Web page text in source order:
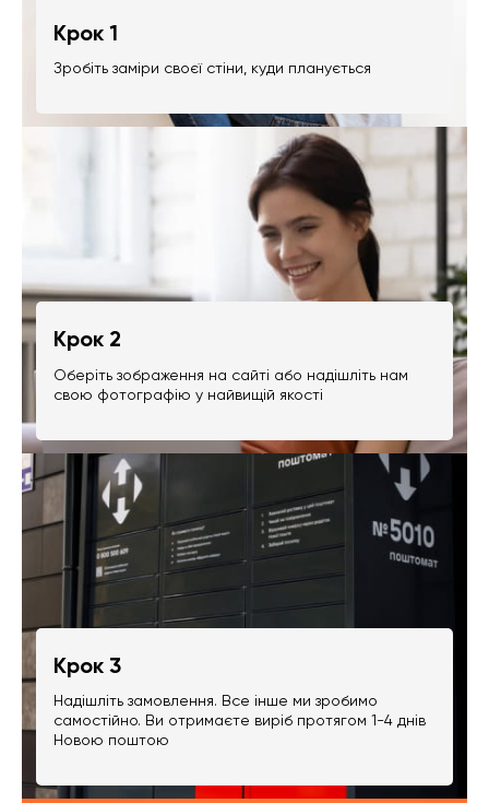
Крок 1
Зробіть заміри своєї стіни, куди планується
Крок 2
Оберіть зображення на сайті або надішліть нам
свою фотографію у найвищій якості
Крок 3
Надішліть замовлення. Все інше ми зробимо
самостійно. Ви отримаєте виріб протягом 1-4 днів
Новою поштою